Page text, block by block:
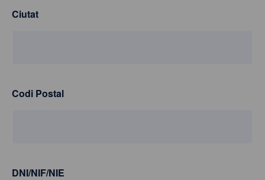
Ciutat
Codi Postal
DNI/NIF/NIE